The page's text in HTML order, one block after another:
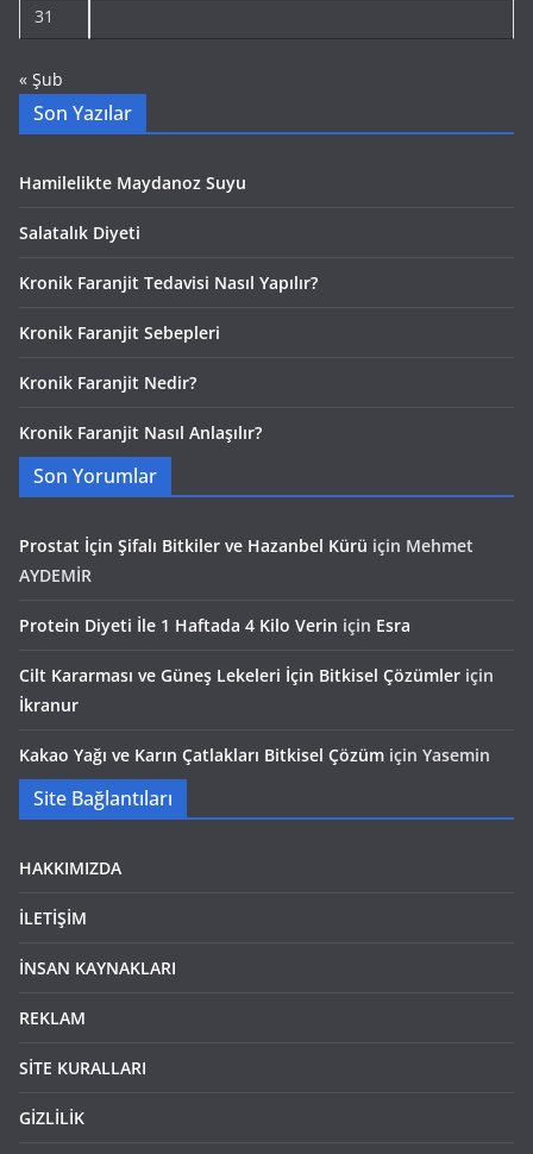
31
« Şub
Son Yazılar
Hamilelikte Maydanoz Suyu
Salatalık Diyeti
Kronik Faranjit Tedavisi Nasıl Yapılır?
Kronik Faranjit Sebepleri
Kronik Faranjit Nedir?
Kronik Faranjit Nasıl Anlaşılır?
Son Yorumlar
Prostat İçin Şifalı Bitkiler ve Hazanbel Kürü için Mehmet
AYDEMİR
Protein Diyeti İle 1 Haftada 4 Kilo Verin için Esra
Cilt Kararması ve Güneş Lekeleri İçin Bitkisel Çözümler için
İkranur
Kakao Yağı ve Karın Çatlakları Bitkisel Çözüm için Yasemin
Site Bağlantıları
HAKKIMIZDA
İLETİŞİM
İNSAN KAYNAKLARI
REKLAM
SİTE KURALLARI
GİZLİLİK